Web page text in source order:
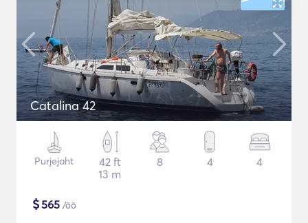
Catalina 42
Purjejaht
42 ft
13 m
8 4 4
$565 /öö